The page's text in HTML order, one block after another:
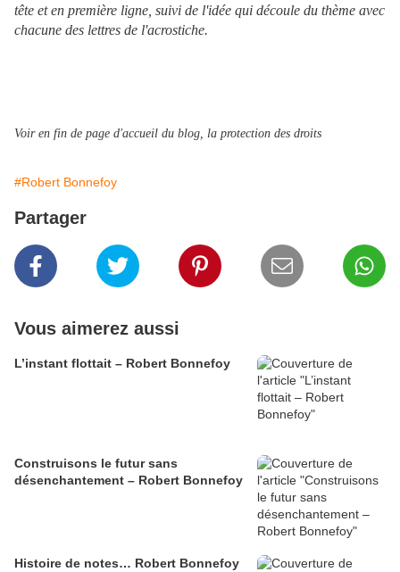
tête et en première ligne, suivi de l'idée qui découle du thème avec
chacune des lettres de l'acrostiche.
Voir en fin de page d'accueil du blog, la protection des droits
#Robert Bonnefoy
Partager
Vous aimerez aussi
L’instant flottait – Robert Bonnefoy
Construisons le futur sans
désenchantement – Robert Bonnefoy
Histoire de notes… Robert Bonnefoy